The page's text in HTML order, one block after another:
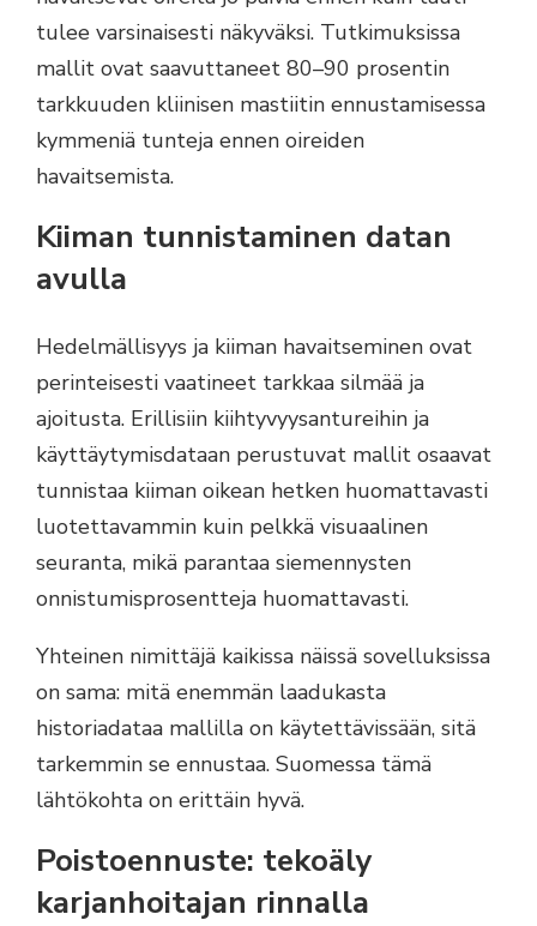
tulee varsinaisesti näkyväksi. Tutkimuksissa
mallit ovat saavuttaneet 80–90 prosentin
tarkkuuden kliinisen mastiitin ennustamisessa
kymmeniä tunteja ennen oireiden
havaitsemista.
Kiiman tunnistaminen datan
avulla
Hedelmällisyys ja kiiman havaitseminen ovat
perinteisesti vaatineet tarkkaa silmää ja
ajoitusta. Erillisiin kiihtyvyysantureihin ja
käyttäytymisdataan perustuvat mallit osaavat
tunnistaa kiiman oikean hetken huomattavasti
luotettavammin kuin pelkkä visuaalinen
seuranta, mikä parantaa siemennysten
onnistumisprosentteja huomattavasti.
Yhteinen nimittäjä kaikissa näissä sovelluksissa
on sama: mitä enemmän laadukasta
historiadataa mallilla on käytettävissään, sitä
tarkemmin se ennustaa. Suomessa tämä
lähtökohta on erittäin hyvä.
Poistoennuste: tekoäly
karjanhoitajan rinnalla